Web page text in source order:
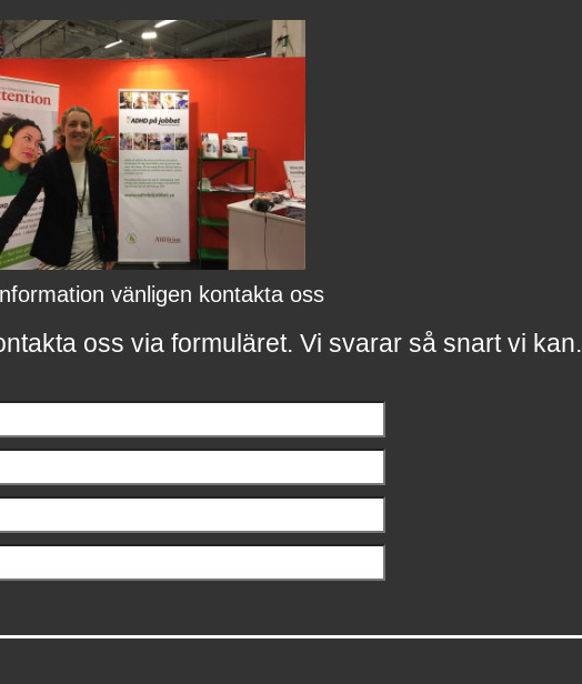
vänligen kontakta oss
oss via formuläret. Vi svararså snart vi kan.